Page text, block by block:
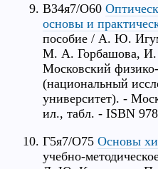
В34я7/О60
основы и
пособие / А. Ю.
М. А. Горбашова,
Московский
(национальный
университет). -
ил., табл. - ISBN
Г5я7/О75 Основы
учебно-